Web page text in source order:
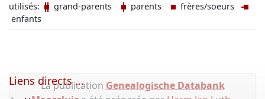
utilisés:
grand-parents parents
frères/soeurs
enfants
La publication Genealogische Databank
Liens directs ...